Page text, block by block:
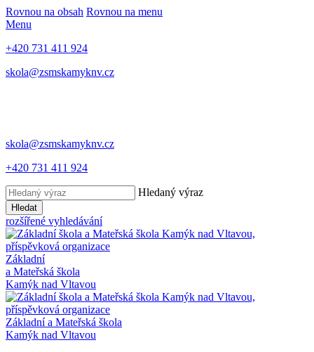
Rovnou na obsah Rovnou na menu
Menu
+420 731 411 924
skola@zsmskamyknv.cz
skola@zsmskamyknv.cz
+420 731 411 924
Hledaný výraz
Hledat
rozšířené vyhledávání
Základní
a Mateřská škola
Kamýk nad Vltavou
Základní a Mateřská škola
Kamýk nad Vltavou